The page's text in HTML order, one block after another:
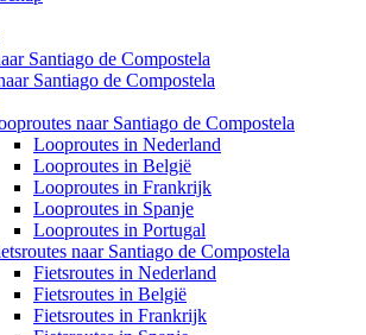
Santiago de Compostela
Santiago de Compostela
naar Santiago de Compostela
Looproutes in Nederland
Looproutes in België
Looproutes in Frankrijk
Looproutes in Spanje
Looproutes in Portugal
naar Santiago de Compostela
Fietsroutes in Nederland
Fietsroutes in België
Fietsroutes in Frankrijk